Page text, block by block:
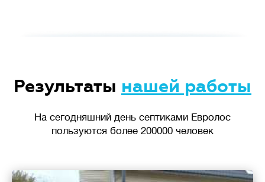
Результаты нашей работы
На сегодняшний день септиками Евролос
пользуются более 200000 человек